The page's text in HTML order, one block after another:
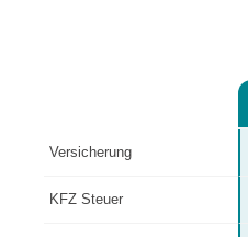
Versicherung
KFZ Steuer